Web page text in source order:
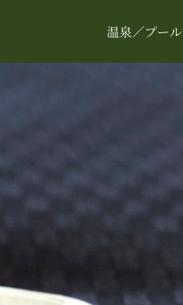
温泉／プール